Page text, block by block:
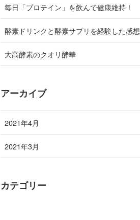
毎日「プロテイン」を飲んで健康維持！
酵素ドリンクと酵素サプリを経験した感想
大高酵素のクオリ酵華
アーカイブ
2021年4月
2021年3月
カテゴリー